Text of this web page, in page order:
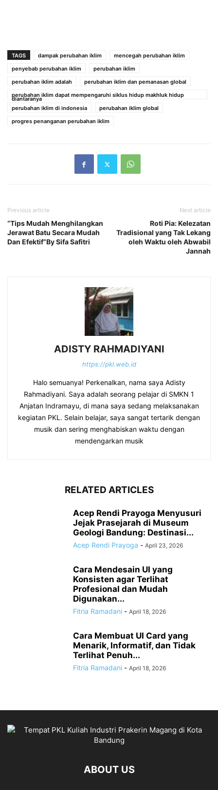
TAGS dampak perubahan iklim
mencegah perubahan iklim
penyebab perubahan iklim
perubahan iklim
perubahan iklim adalah
perubahan iklim dan pemanasan global
perubahan iklim dapat mempengaruhi siklus hidup makhluk hidup
diantaranya
perubahan iklim di indonesia
perubahan iklim global
progres penanganan perubahan iklim
Previous article
“Tips Mudah Menghilangkan
Jerawat Batu Secara Mudah
Dan Efektif”By Sifa Safitri
Next article
Roti Pia: Kelezatan
Tradisional yang Tak Lekang
oleh Waktu oleh Abwabil
Jannah
ADISTY RAHMADIYANI
https://pkl.web.id
Halo semuanya! Perkenalkan, nama saya Adisty
Rahmadiyani. Saya adalah seorang pelajar di SMKN 1
Anjatan Indramayu, di mana saya sedang melaksanakan
kegiatan PKL. Selain belajar, saya sangat tertarik dengan
musik dan sering menghabiskan waktu dengan
mendengarkan musik
RELATED ARTICLES
Acep Rendi Prayoga Menyusuri
Jejak Prasejarah di Museum
Geologi Bandung: Destinasi...
Acep Rendi Prayoga - April 23, 2026
Cara Mendesain UI yang
Konsisten agar Terlihat
Profesional dan Mudah
Digunakan...
Fitria Ramadani - April 18, 2026
Cara Membuat UI Card yang
Menarik, Informatif, dan Tidak
Terlihat Penuh...
Fitria Ramadani - April 18, 2026
ABOUT US